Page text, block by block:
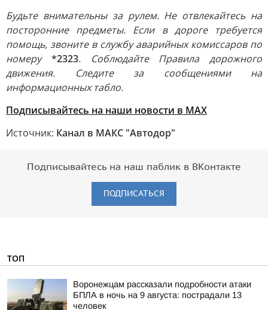
Будьте внимательны за рулем. Не отвлекайтесь на
посторонние предметы. Если в дороге требуется
помощь, звоните в службу аварийных комиссаров по
номеру *2323. Соблюдайте Правила дорожного
движения. Следите за сообщениями на
информационных табло.
Подписывайтесь на наши новости в МАХ
Источник: Канал в МАКС "Автодор"
Подписывайтесь на наш паблик в ВКонтакте
ПОДПИСАТЬСЯ
ТОП
Воронежцам рассказали подробности атаки
БПЛА в ночь на 9 августа: пострадали 13
человек